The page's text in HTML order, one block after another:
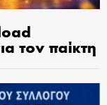
τον παίκτη